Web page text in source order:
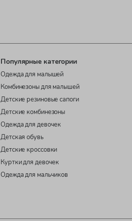
Популярные категории
Одежда для малышей
Комбинезоны для малышей
Детские резиновые сапоги
Детские комбинезоны
Одежда для девочек
Детская обувь
Детские кроссовки
Куртки для девочек
Одежда для мальчиков